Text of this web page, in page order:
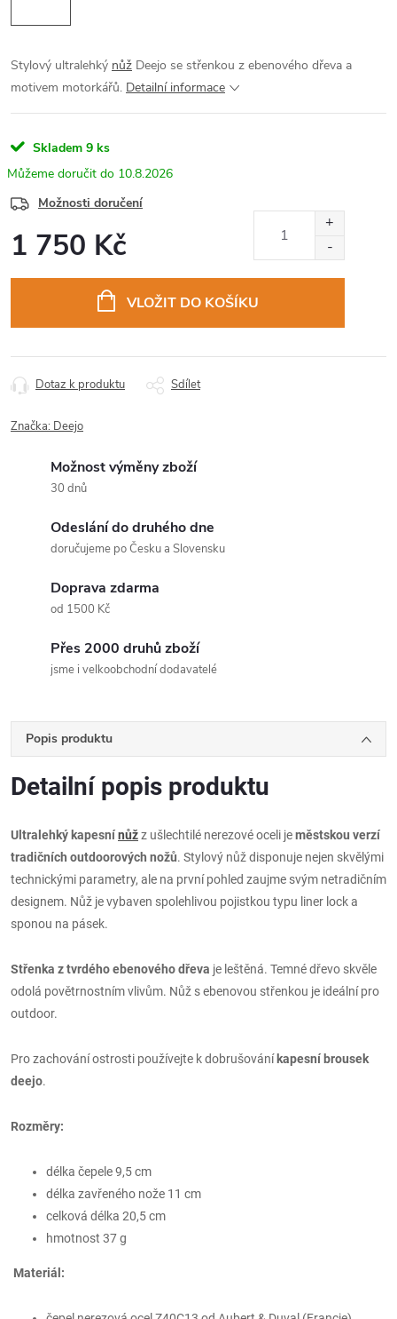
Stylový ultralehký nůž Deejo se střenkou z ebenového dřeva a
motivem motorkářů. Detailní informace
Skladem 9 ks
10.8.2026
Možnosti doručení
1 750 Kč
VLOŽIT DO KOŠÍKU
Dotaz k produktu Sdílet
Značka: Deejo
Možnost výměny zboží
30 dnů
Odeslání do druhého dne
doručujeme po Česku a Slovensku
Doprava zdarma
od 1500 Kč
Přes 2000 druhů zboží
jsme i velkoobchodní dodavatelé
Popis produktu
Detailní popis produktu
Ultralehký kapesnínůžz ušlechtilé nerezové oceli jeměstskou verzí
tradičních outdoorových nožů. Stylový nůž disponuje nejen skvělými
technickými parametry, ale na první pohled zaujme svým netradičním
designem. Nůž je vybaven spolehlivou pojistkou typu liner lock a
sponou na pásek.
Střenka z tvrdého ebenového dřeva je leštěná. Temné dřevo skvěle
odolá povětrnostním vlivům. Nůž s ebenovou střenkou je ideální pro
outdoor.
Pro zachování ostrosti používejte k dobrušování kapesní brousek
deejo.
Rozměry:
délka čepele 9,5 cm
délka zavřeného nože 11 cm
celková délka 20,5 cm
hmotnost 37 g
Materiál: